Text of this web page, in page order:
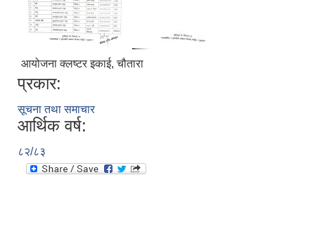
आयोजना क्लष्टर इकाई, चौतारा
प्रकार:
सूचना तथा समाचार
आर्थिक वर्ष:
८२/८३